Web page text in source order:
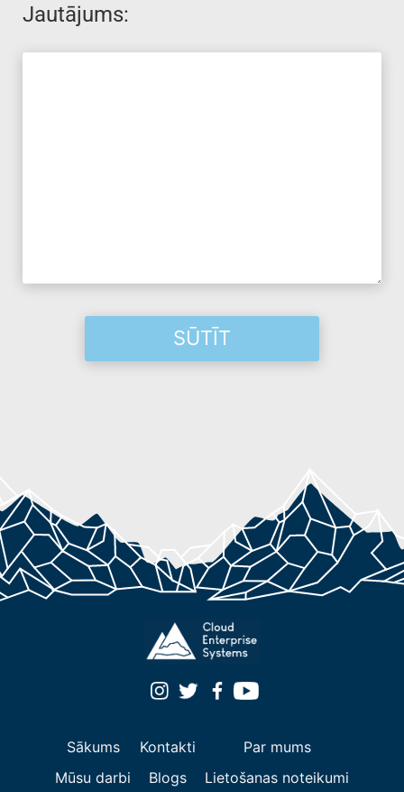
Jautājums:
Sākums Kontakti
Par mums
Mūsu darbi
Blogs Lietošanas noteikumi